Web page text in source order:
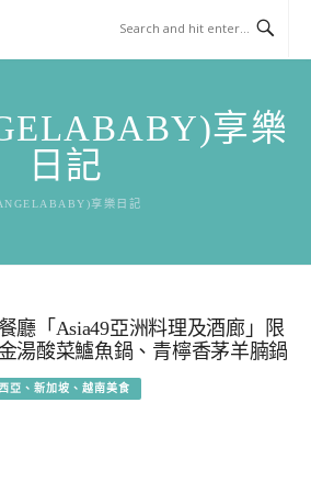
享樂
日記
享樂日記
廳「Asia49亞洲料理及酒廊」限
湯酸菜鱸魚鍋、青檸香茅羊腩鍋
亞、新加坡、越南美食